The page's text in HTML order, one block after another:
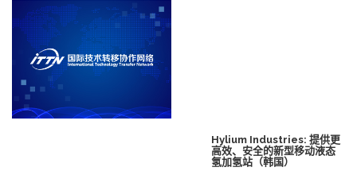
Hylium Industries: 提供更
高效、安全的新型移动液态
氢加氢站（韩国）